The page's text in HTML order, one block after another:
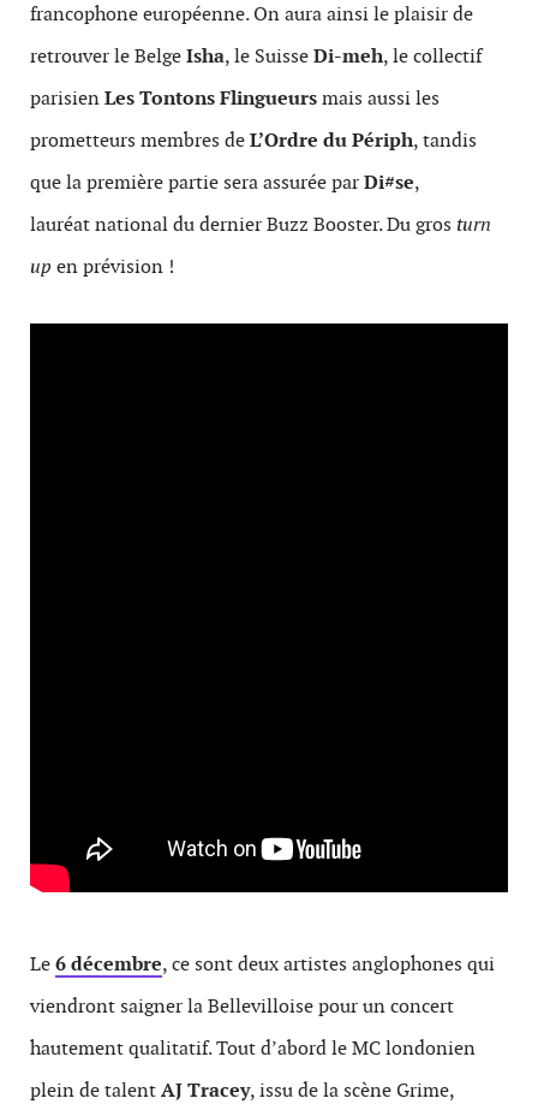
francophone européenne. On aura ainsi le plaisir de
retrouver le BelgeIsha, le SuisseDi-meh, le collectif
parisienLes Tontons Flingueursmais aussi les
prometteurs membres deL’Ordre du Périph, tandis
que la première partie sera assurée parDi#se,
lauréat national du dernier Buzz Booster. Du gros turn
up en prévision !
Le6 décembre, ce sont deux artistes anglophones qui
viendront saigner la Bellevilloise pour un concert
hautement qualitatif. Tout d’abord le MC londonien
plein de talentAJ Tracey, issu de la scène Grime,